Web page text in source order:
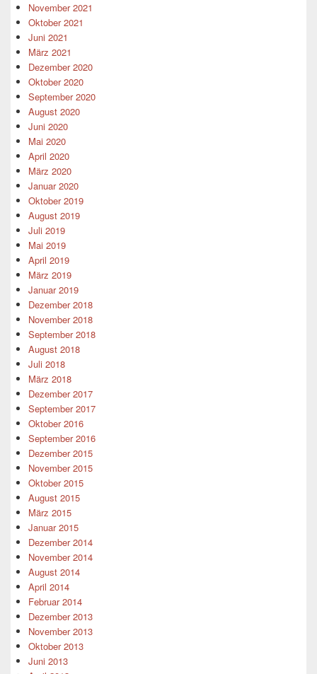
November 2021
Oktober 2021
Juni 2021
März 2021
Dezember 2020
Oktober 2020
September 2020
August 2020
Juni 2020
Mai 2020
April 2020
März 2020
Januar 2020
Oktober 2019
August 2019
Juli 2019
Mai 2019
April 2019
März 2019
Januar 2019
Dezember 2018
November 2018
September 2018
August 2018
Juli 2018
März 2018
Dezember 2017
September 2017
Oktober 2016
September 2016
Dezember 2015
November 2015
Oktober 2015
August 2015
März 2015
Januar 2015
Dezember 2014
November 2014
August 2014
April 2014
Februar 2014
Dezember 2013
November 2013
Oktober 2013
Juni 2013